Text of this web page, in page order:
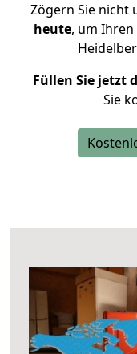
Zögern Sie nicht
heute, um
Füllen Sie jetzt
Sie